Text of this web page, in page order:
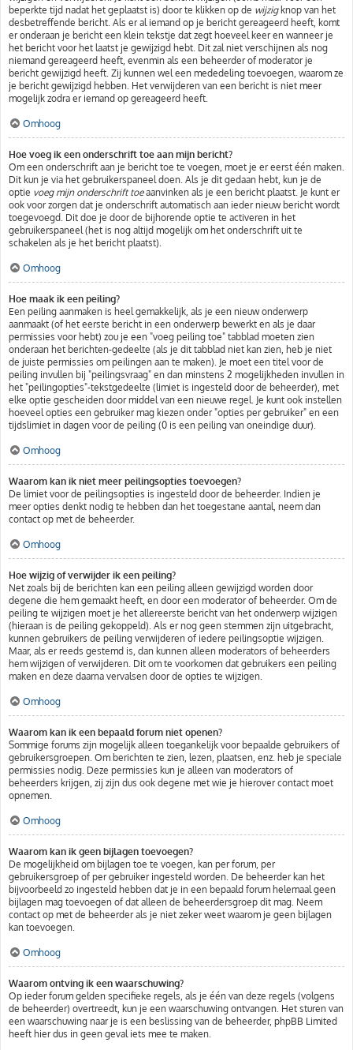
beperkte tijd nadat het geplaatst is) door te klikken op de wijzigknop van het
desbetreffende bericht. Als er al iemand op je bericht gereageerd heeft, komt
er onderaan je bericht een klein tekstje dat zegt hoeveel keer en wanneer je
het bericht voor het laatst je gewijzigd hebt. Dit zal niet verschijnen als nog
niemand gereageerd heeft, evenmin als een beheerder of moderator je
bericht gewijzigd heeft. Zij kunnen wel een mededeling toevoegen, waarom ze
je bericht gewijzigd hebben. Het verwijderen van een bericht is niet meer
mogelijk zodra er iemand op gereageerd heeft.
Omhoog
Hoe voeg ik een onderschrift toe aan mijn bericht?
Om een onderschrift aan je bericht toe te voegen, moet je er eerst één maken.
Dit kun je via het gebruikerspaneel doen. Als je dit gedaan hebt, kun je de
optie voeg mijn onderschrift toeaanvinken als je een bericht plaatst. Je kunt er
ook voor zorgen dat je onderschrift automatisch aan ieder nieuw bericht wordt
toegevoegd. Dit doe je door de bijhorende optie te activeren in het
gebruikerspaneel (het is nog altijd mogelijk om het onderschrift uit te
schakelen als je het bericht plaatst).
Omhoog
Hoe maak ik een peiling?
Een peiling aanmaken is heel gemakkelijk, als je een nieuw onderwerp
aanmaakt (of het eerste bericht in een onderwerp bewerkt en als je daar
permissies voor hebt) zou je een "voeg peiling toe" tabblad moeten zien
onderaan het berichten-gedeelte (als je dit tabblad niet kan zien, heb je niet
de juiste permissies om peilingen aan te maken). Je moet een titel voor de
peiling invullen bij "peilingsvraag" en dan minstens 2 mogelijkheden invullen in
het "peilingopties"-tekstgedeelte (limiet is ingesteld door de beheerder), met
elke optie gescheiden door middel van een nieuwe regel. Je kunt ook instellen
hoeveel opties een gebruiker mag kiezen onder "opties per gebruiker" en een
tijdslimiet in dagen voor de peiling (0 is een peiling van oneindige duur).
Omhoog
Waarom kan ik niet meer peilingsopties toevoegen?
De limiet voor de peilingsopties is ingesteld door de beheerder. Indien je
meer opties denkt nodig te hebben dan het toegestane aantal, neem dan
contact op met de beheerder.
Omhoog
Hoe wijzig of verwijder ik een peiling?
Net zoals bij de berichten kan een peiling alleen gewijzigd worden door
degene die hem gemaakt heeft, en door een moderator of beheerder. Om de
peiling te wijzigen moet je het allereerste bericht van het onderwerp wijzigen
(hieraan is de peiling gekoppeld). Als er nog geen stemmen zijn uitgebracht,
kunnen gebruikers de peiling verwijderen of iedere peilingsoptie wijzigen.
Maar, als er reeds gestemd is, dan kunnen alleen moderators of beheerders
hem wijzigen of verwijderen. Dit om te voorkomen dat gebruikers een peiling
maken en deze daarna vervalsen door de opties te wijzigen.
Omhoog
Waarom kan ik een bepaald forum niet openen?
Sommige forums zijn mogelijk alleen toegankelijk voor bepaalde gebruikers of
gebruikersgroepen. Om berichten te zien, lezen, plaatsen, enz. heb je speciale
permissies nodig. Deze permissies kun je alleen van moderators of
beheerders krijgen, zij zijn dus ook degene met wie je hierover contact moet
opnemen.
Omhoog
Waarom kan ik geen bijlagen toevoegen?
De mogelijkheid om bijlagen toe te voegen, kan per forum, per
gebruikersgroep of per gebruiker ingesteld worden. De beheerder kan het
bijvoorbeeld zo ingesteld hebben dat je in een bepaald forum helemaal geen
bijlagen mag toevoegen of dat alleen de beheerdersgroep dit mag. Neem
contact op met de beheerder als je niet zeker weet waarom je geen bijlagen
kan toevoegen.
Omhoog
Waarom ontving ik een waarschuwing?
Op ieder forum gelden specifieke regels, als je één van deze regels (volgens
de beheerder) overtreedt, kun je een waarschuwing ontvangen. Het sturen van
een waarschuwing naar je is een beslissing van de beheerder, phpBB Limited
heeft hier dus in geen geval iets mee te maken.